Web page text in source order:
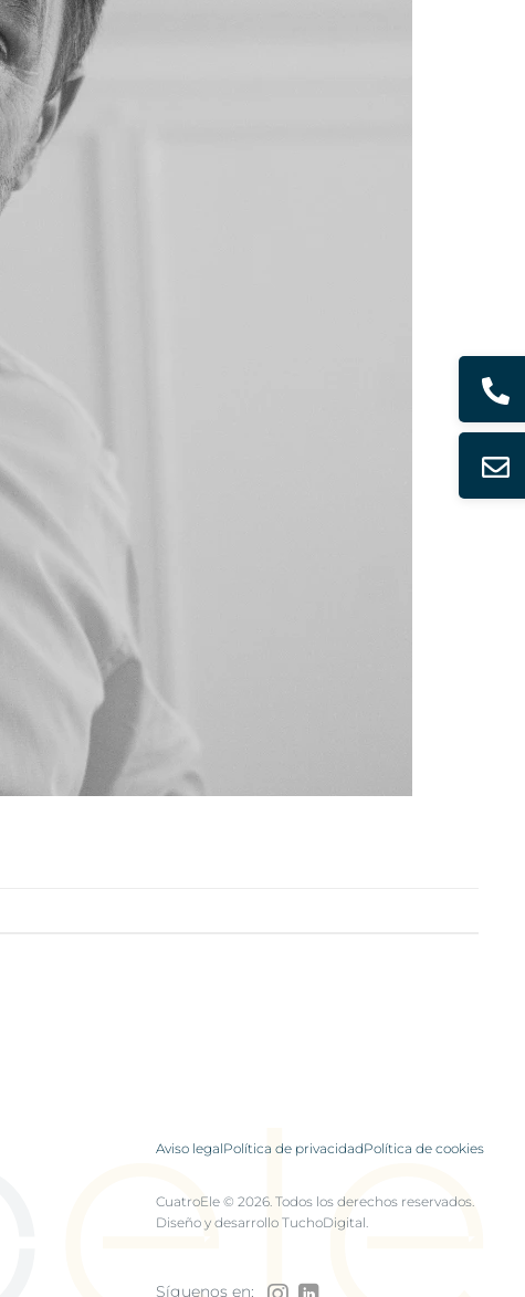
Aviso legalPolítica de privacidadPolítica de cookies
CuatroEle © 2026. Todos los derechos reservados.
Diseño y desarrollo TuchoDigital.
Síguenos en: